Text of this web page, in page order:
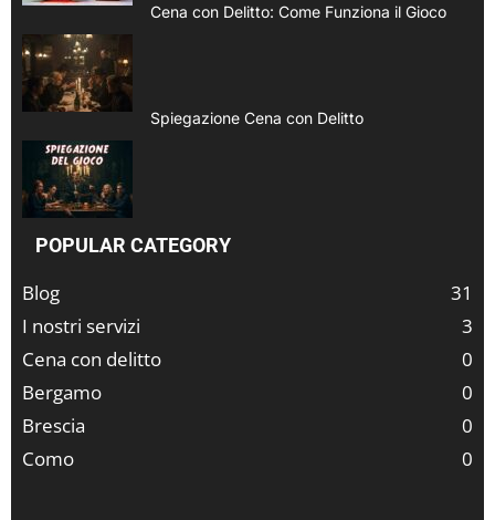
Cena con Delitto: Come Funziona il Gioco
Spiegazione Cena con Delitto
POPULAR CATEGORY
Blog
31
I nostri servizi
3
Cena con delitto
0
Bergamo
0
Brescia
0
Como
0